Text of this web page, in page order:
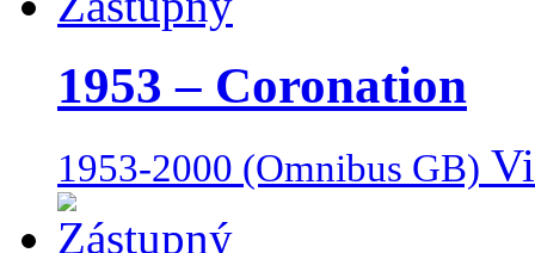
1953 – Coronation
1953-2000 (Omnibus GB)